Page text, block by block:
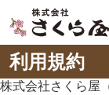
利用規約
株式会社さくら屋